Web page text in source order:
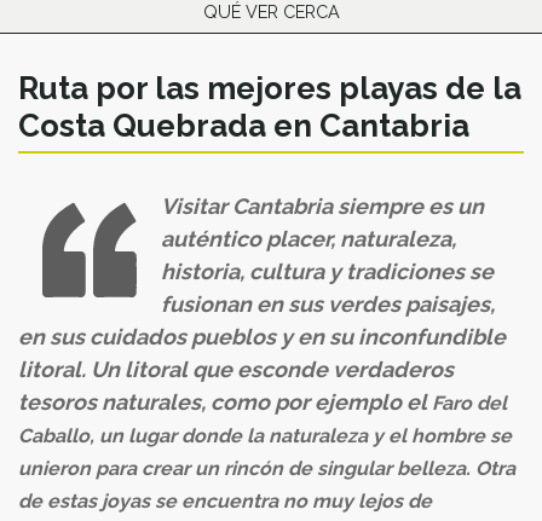
QUÉ VER CERCA
Ruta por las mejores playas de la
Costa Quebrada en Cantabria
Visitar Cantabria siempre es un
auténtico placer, naturaleza,
historia, cultura y tradiciones se
fusionan en sus verdes paisajes,
en sus cuidados pueblos y en su inconfundible
litoral. Un litoral que esconde verdaderos
tesoros naturales, como por ejemplo el Faro del
Caballo, un lugar donde la naturaleza y el hombre se
unieron para crear un rincón de singular belleza. Otra
de estas joyas se encuentra no muy lejos de